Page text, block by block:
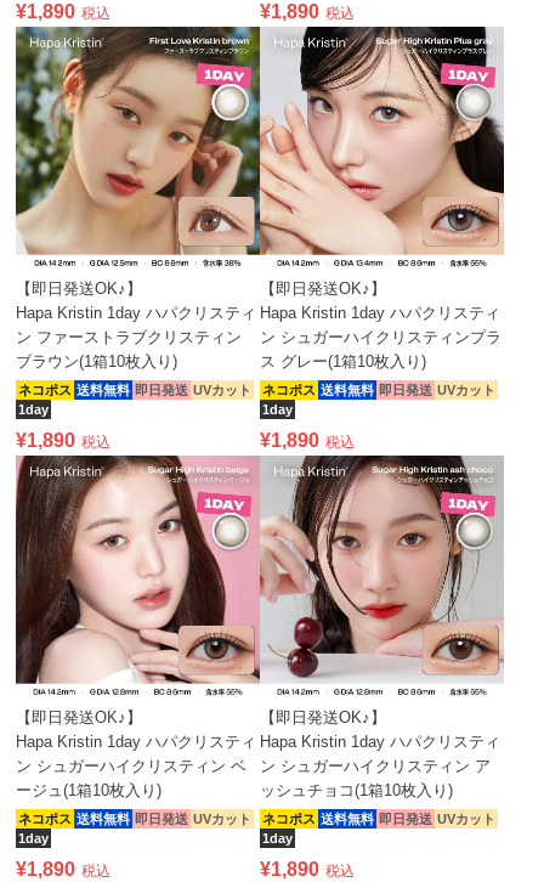
¥1,890 税込 ¥1,890 税込
【即日発送OK♪】
Hapa Kristin 1day ハパクリスティ
ン ファーストラブクリスティン
ブラウン(1箱10枚入り)
ネコポス 送料無料 即日発送 UVカット
1day
¥1,890 税込
【即日発送OK♪】
Hapa Kristin 1day ハパクリスティ
ン シュガーハイクリスティンプラ
ス グレー(1箱10枚入り)
ネコポス 送料無料 即日発送 UVカット
1day
¥1,890 税込
【即日発送OK♪】
Hapa Kristin 1day ハパクリスティ
ン シュガーハイクリスティン ベ
ージュ(1箱10枚入り)
ネコポス 送料無料 即日発送 UVカット
1day
¥1,890 税込
【即日発送OK♪】
Hapa Kristin 1day ハパクリスティ
ン シュガーハイクリスティン ア
ッシュチョコ(1箱10枚入り)
ネコポス 送料無料 即日発送 UVカット
1day
¥1,890 税込